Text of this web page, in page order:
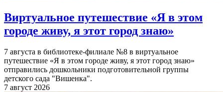
Виртуальное путешествие «Я в этом
городе живу, я этот город знаю»
7 августа в библиотеке-филиале №8 в виртуальное
путешествие «Я в этом городе живу, я этот город знаю»
отправились дошкольники подготовительной группы
детского сада "Вишенка".
7 август 2026